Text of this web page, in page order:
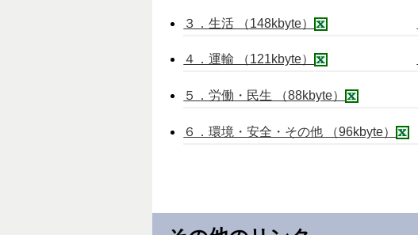
３．生活 （148kbyte）
４．運輸 （121kbyte）
５．労働・民生 （88kbyte）
６．環境・安全・その他 （96kbyte）